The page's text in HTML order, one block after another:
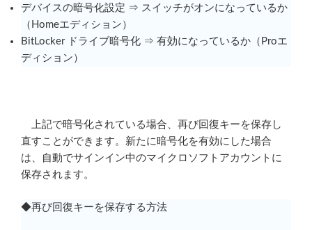
デバイスの暗号化設定 ⇒ スイッチがオンになっているか
（Homeエディション）
BitLocker ドライブ暗号化 ⇒ 有効になっているか（Proエ
ディション）
上記で暗号化されている場合、再び回復キーを保存し
直すことができます。新たに暗号化を有効にした場合
は、自動でサインイン中のマイクロソフトアカウントに
保存されます。
◆再び回復キーを保存する方法